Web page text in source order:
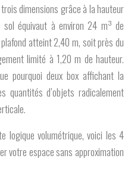
dimensions grâce à la hauteur
équivaut à environ 24 m³ de
atteint 2,40 m, soit près du
limité à 1,20 m de hauteur.
pourquoi deux box affichant la
quantités d’objets radicalement
logique volumétrique, voici les 4
votre espace sans approximation